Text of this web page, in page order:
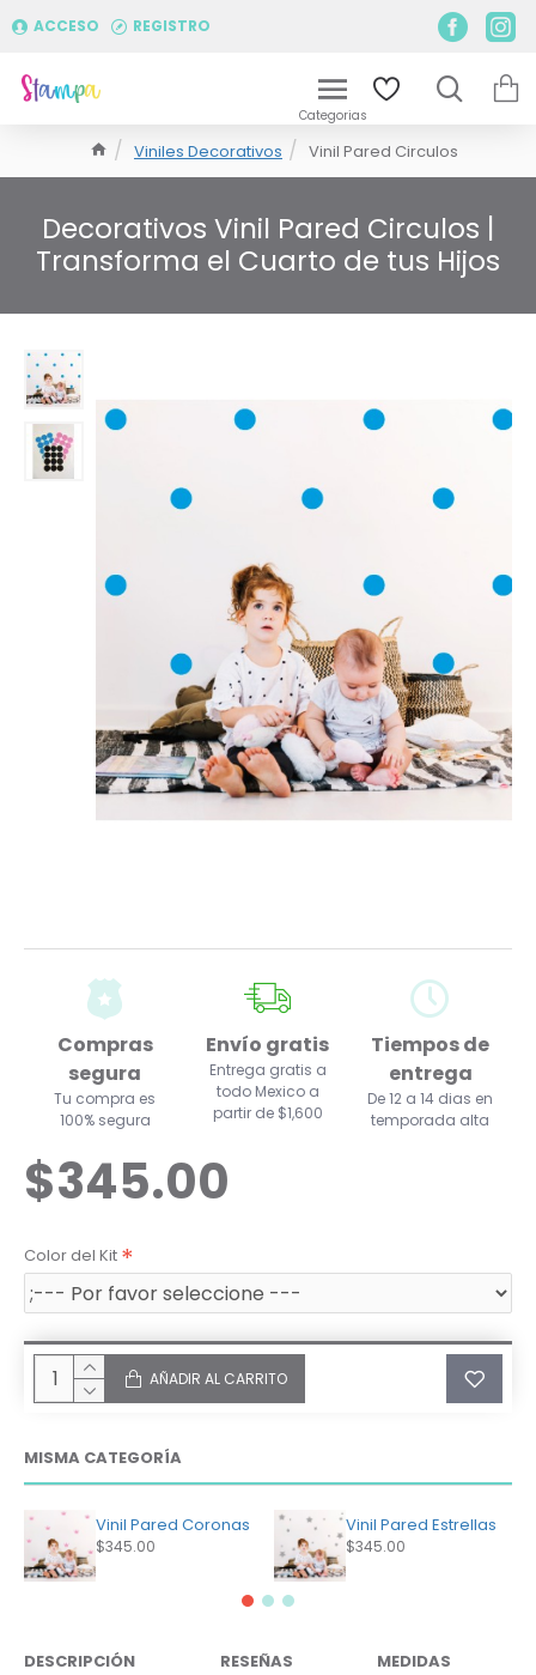
ACCESO REGISTRO
Viniles Decorativos Vinil Pared Circulos
Decorativos Vinil Pared Circulos |
Transforma el Cuarto de tus Hijos
Compras
segura
Tu compra es
100% segura
Envío gratis
Entrega gratis a
todo Mexico a
partir de $1,600
Tiempos de
entrega
De 12 a 14 dias en
temporada alta
$345.00
Color del Kit
AÑADIR AL CARRITO
MISMA CATEGORÍA
Vinil Pared Coronas
$345.00
Vinil Pared Estrellas
$345.00
DESCRIPCIÓN RESEÑAS MEDIDAS